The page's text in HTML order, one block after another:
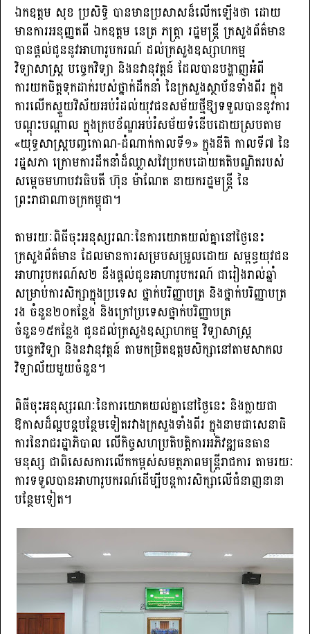
ឯកឧត្តម សុខ ប្រសិទ្ធិ បានមានប្រសាសន៏លើកឡើងថា ដោយ
មានការអនុញ្ញតពី ឯកឧត្តម នេត្រ ភត្រ្កា រដ្ឋមន្ត្រី ក្រសួងព័ត៌មាន
បានផ្តល់ជូននូវអាហារូបករណ៍ ដល់ក្រសួងឧស្សាហកម្ម
វិទ្យាសាស្ត្រ បច្ចេកវិទ្យា និងនវានុវត្តន៍ ដែលបានបង្ហាញអំពី
ការយកចិត្តទុកដាក់របស់ថ្នាក់ដឹកនាំ នៃក្រសួងស្ថាប័នទាំងពីរ ក្នុង
ការលើកស្ទួយវិស័យអប់រំដល់យុវជនសម័យថ្មីឱ្យទទួលបាននូវការ
បណ្តុះបណ្តាល ក្នុងក្របខ័ណ្ឌអប់រំសម័យទំនើបដោយស្របតាម
«យុទ្ធសាស្ត្របញ្ចកោណ-ដំណាក់កាលទី១» ក្នុងនីតិ កាលទី៧ នៃ
រដ្ឋសភា ក្រោមការដឹកនាំដ៏ឈ្លាសវៃប្រកបដោយគតិបណ្ឌិតរបស់
សម្តេចមហាបវរធិបតី ហ៊ុន ម៉ាណែត នាយករដ្ឋមន្ត្រី នៃ
ព្រះរាជាណាចក្រកម្ពុជា។
តាមរយៈពិធីចុះអនុស្សរណៈនៃការយោគយល់គ្នានៅថ្ងៃនេះ
ក្រសួងព័ត៌មាន ដែលមានការសម្របសម្រួលដោយ សម្ពន្ធយុវជន
អាហារូបករណ៍ស២ នឹងផ្តល់ជូនអាហារូបករណ៍ ជារៀងរាល់ឆ្នាំ
សម្រាប់ការសិក្សាក្នុងប្រទេស ថ្នាក់បរិញ្ញាបត្រ និងថ្នាក់បរិញ្ញាបត្រ
រង ចំនួន២០កន្លែង និងក្រៅប្រទេសថ្នាក់បរិញ្ញាបត្រ
ចំនួន១៥កន្លែង ជូនដល់ក្រសួងឧស្សាហកម្ម វិទ្យាសាស្ត្រ
បច្ចេកវិទ្យា និងនវានុវត្តន៍ តាមកម្រិតឧត្តមសិក្សានៅតាមសាកល
វិទ្យាល័យមួយចំនួន។
ពិធីចុះអនុស្សរណៈនៃការយោគយល់គ្នានៅថ្ងៃនេះ និងក្លាយជា
ឱកាសដ៏ល្អបន្តបន្ថែមទៀតរវាងក្រសួងទាំងពីរ ក្នុងនាមជាសេនាធិ
ការនៃរាជរដ្ឋាភិបាល លើកិច្ចសហប្រតិបត្តិការអភិវឌ្ឍធនធាន
មនុស្ស ជាពិសេសការលើកកម្ពស់សមត្ថភាពមន្ត្រីរាជការ តាមរយៈ
ការទទួលបានអាហារូបករណ៍ដើម្បីបន្តការសិក្សាលើជំនាញនានា
បន្ថែមទៀត។